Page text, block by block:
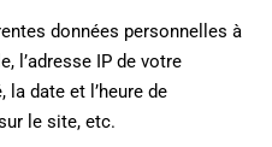
données personnelles à
l’adresse IP de votre
date et l’heure de
le site, etc.